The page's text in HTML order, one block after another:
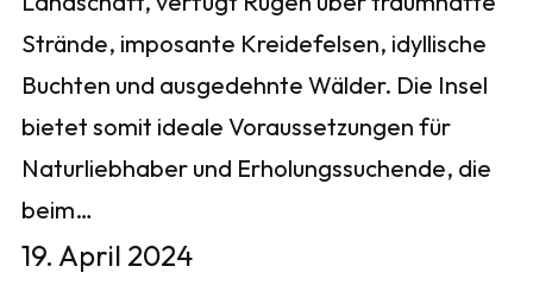
Strände, imposante Kreidefelsen, idyllische
Buchten und ausgedehnte Wälder. Die Insel
bietet somit ideale Voraussetzungen für
Naturliebhaber und Erholungssuchende, die
beim…
19. April 2024